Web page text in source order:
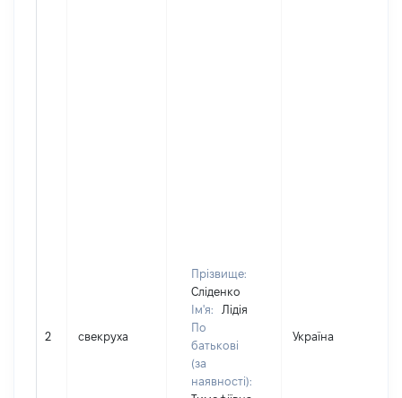
2 свекруха
Прізвище:
Сліденко
Ім'я:
Лідія
По
батькові
(за
наявності):
Україна